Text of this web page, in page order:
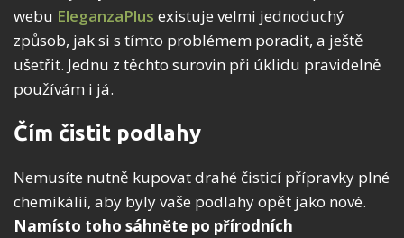
webu EleganzaPlus existuje velmi jednoduchý
způsob, jak si s tímto problémem poradit, a ještě
ušetřit. Jednu z těchto surovin při úklidu pravidelně
používám i já.
Čím čistit podlahy
Nemusíte nutně kupovat drahé čisticí přípravky plné
chemikálií, aby byly vaše podlahy opět jako nové.
Namísto toho sáhněte po přírodních